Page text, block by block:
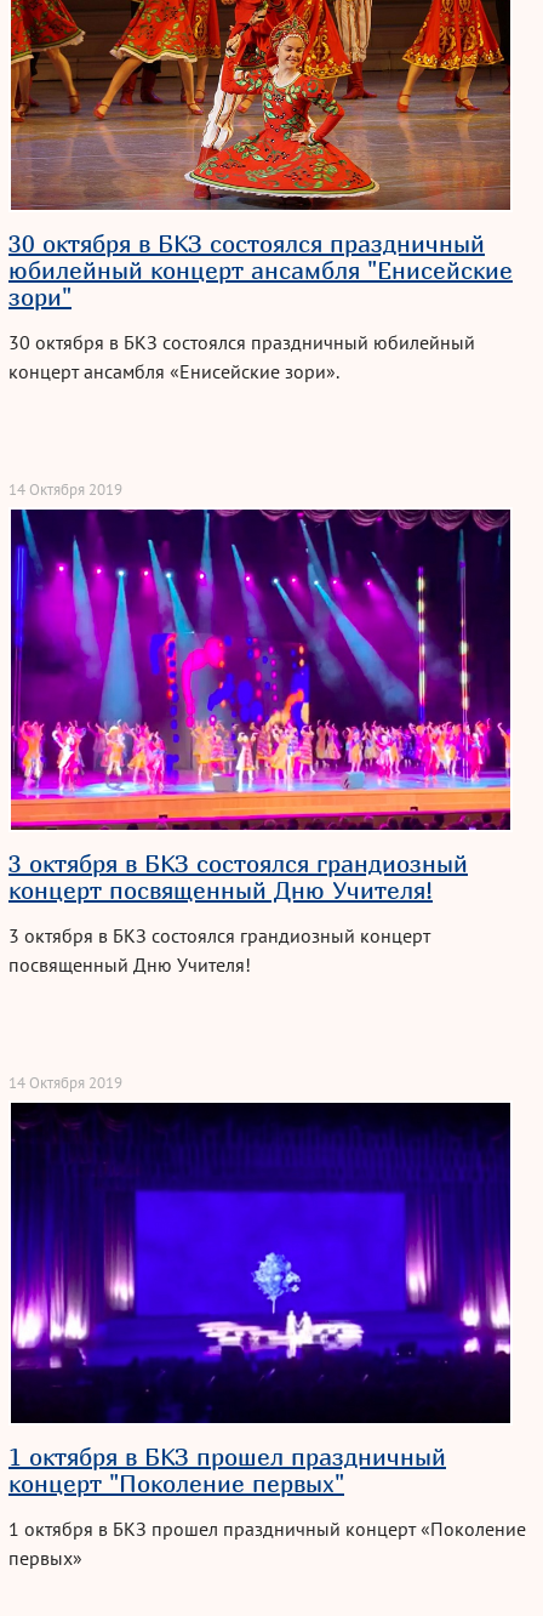
30 октября в БКЗ состоялся праздничный
юбилейный концерт ансамбля "Енисейские
зори"
30 октября в БКЗ состоялся праздничный юбилейный
концерт ансамбля «Енисейские зори».
14 Октября 2019
3 октября в БКЗ состоялся грандиозный
концерт посвященный Дню Учителя!
3 октября в БКЗ состоялся грандиозный концерт
посвященный Дню Учителя!
14 Октября 2019
1 октября в БКЗ прошел праздничный
концерт "Поколение первых"
1 октября в БКЗ прошел праздничный концерт «Поколение
первых»